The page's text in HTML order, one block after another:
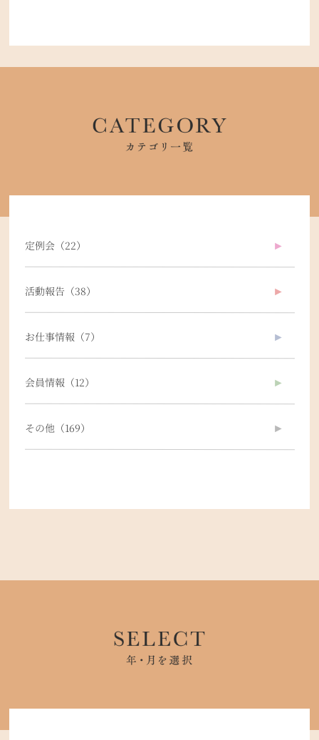
定例会（22） ►
活動報告（38） ►
お仕事情報（7） ►
会員情報（12） ►
その他（169） ►